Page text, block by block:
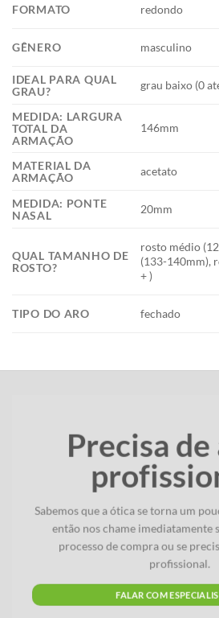
FORMATO redondo
GÊNERO masculino
IDEAL PARA QUAL
GRAU?
grau baixo (0
MEDIDA: LARGURA
TOTAL DA
ARMAÇÃO
146mm
MATERIAL DA
ARMAÇÃO
acetato
MEDIDA: PONTE
NASAL
20mm
QUAL TAMANHO DE
ROSTO?
rosto médio
(133-140mm),
+ )
TIPO DO ARO fechado
Precisa de
Sabemos que a ótica se torna um
então nos chame imediatamente
processo de compra ou se
profissional.
FALAR COM